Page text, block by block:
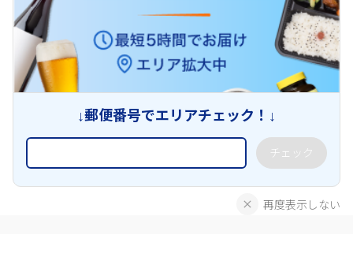
↓郵便番号でエリアチェック！↓
チェック
再度表示しない